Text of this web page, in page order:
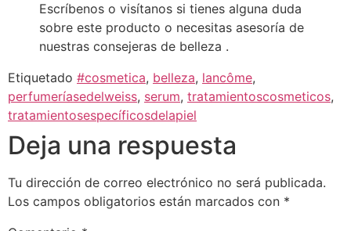
Escríbenos o visítanos si tienes alguna duda
sobre este producto o necesitas asesoría de
nuestras consejeras de belleza .
Etiquetado #cosmetica, belleza, lancôme,
perfumeríasedelweiss, serum, tratamientoscosmeticos,
tratamientosespecíficosdelapiel
Deja una respuesta
Tu dirección de correo electrónico no será publicada.
Los campos obligatorios están marcados con *